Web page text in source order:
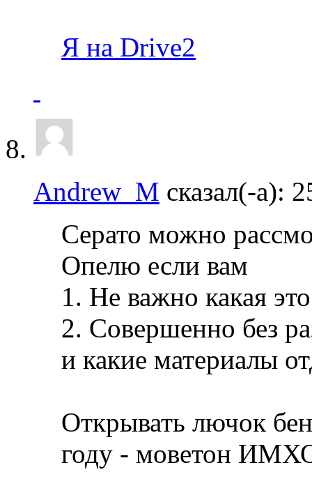
Я на Drive2
Andrew_M сказал(-а):
Серато можно
Опелю если вам
1. Не важно какая
2. Совершенно без
и какие материалы
Открывать лючок
году - моветон